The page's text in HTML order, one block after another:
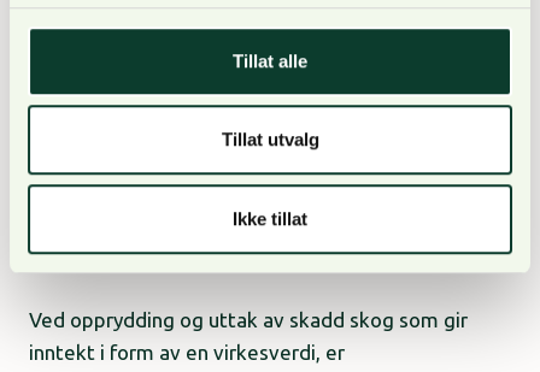
Tillat alle
Tillat utvalg
Ikke tillat
og eventuell forsikringsutbetaling holdes utenom
investering og regnes ikke som en driftskostnad.
Følgelig skal det heller ikke være med på
utgiftssida her.
Ved opprydding og uttak av skadd skog som gir
inntekt i form av en virkesverdi, er